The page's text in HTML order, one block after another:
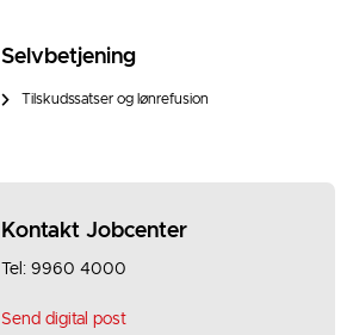
Selvbetjening
Tilskudssatser og lønrefusion
Kontakt Jobcenter
Tel: 9960 4000
Send digital post